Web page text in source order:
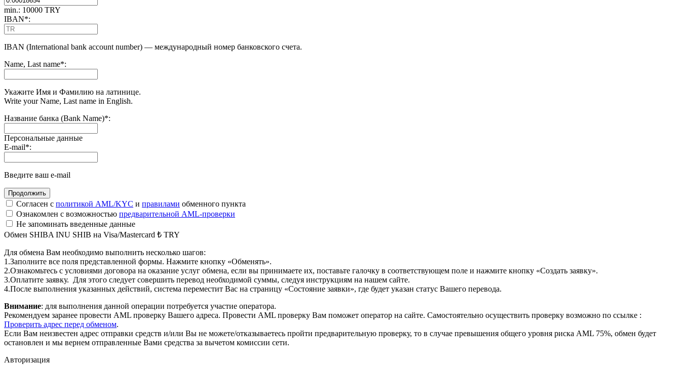
min.: 10000 TRY
IBAN*:
IBAN (International bank account number) — международный номер банковского счета.
Name, Last name*:
Укажите Имя и Фамилию на латинице.
Write your Name, Last name in English.
Название банка (Bank Name)*:
Персональные данные
E-mail*:
Введите ваш e-mail
Согласен с политикой AML/KYC и правилами обменного пункта
Ознакомлен с возможностью предварительной AML-проверки
Не запоминать введенные данные
Обмен SHIBA INU SHIB на Visa/Mastercard ₺ TRY
Для обмена Вам необходимо выполнить несколько шагов:
1.Заполните все поля представленной формы. Нажмите кнопку «Обменять».
2.Ознакомьтесь с условиями договора на оказание услуг обмена, если вы принимаете их, поставьте галочку в соответствующем поле и нажмите кнопку «Создать заявку».
3.Оплатите заявку. Для этого следует совершить перевод необходимой суммы, следуя инструкциям на нашем сайте.
4.После выполнения указанных действий, система переместит Вас на страницу «Состояние заявки», где будет указан статус Вашего перевода.
Внимание: для выполнения данной операции потребуется участие оператора.
Рекомендуем заранее провести AML проверку Вашего адреса. Провести AML проверку Вам поможет оператор на сайте. Самостоятельно осуществить проверку возможно по ссылке :
Проверить адрес перед обменом.
Если Вам неизвестен адрес отправки средств и/или Вы не можете/отказываетесь пройти предварительную проверку, то в случае превышения общего уровня риска AML 75%, обмен будет
остановлен и мы вернем отправленные Вами средства за вычетом комиссии сети.
Авторизация